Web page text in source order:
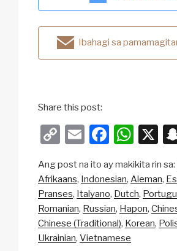
Ibahagi sa
Share this post:
C
p
y
Li
n
E
ail
F
c
e
b
o
W
at
s
A
p
X
Ang post na ito ay makikita rin sa:
Afrikaans Indonesian Aleman
Pranses Italyano Dutch
Romanian Russian Hapon
Chinese (Traditional) Korean
Ukrainian Vietnamese